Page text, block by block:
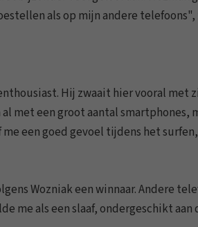
als op mijn andere
Hij zwaait hier vooral met
met een groot aantal smartphones,
een goed gevoel tijdens het
Wozniak een winnaar. Andere
me als een slaaf, ondergeschikt aan